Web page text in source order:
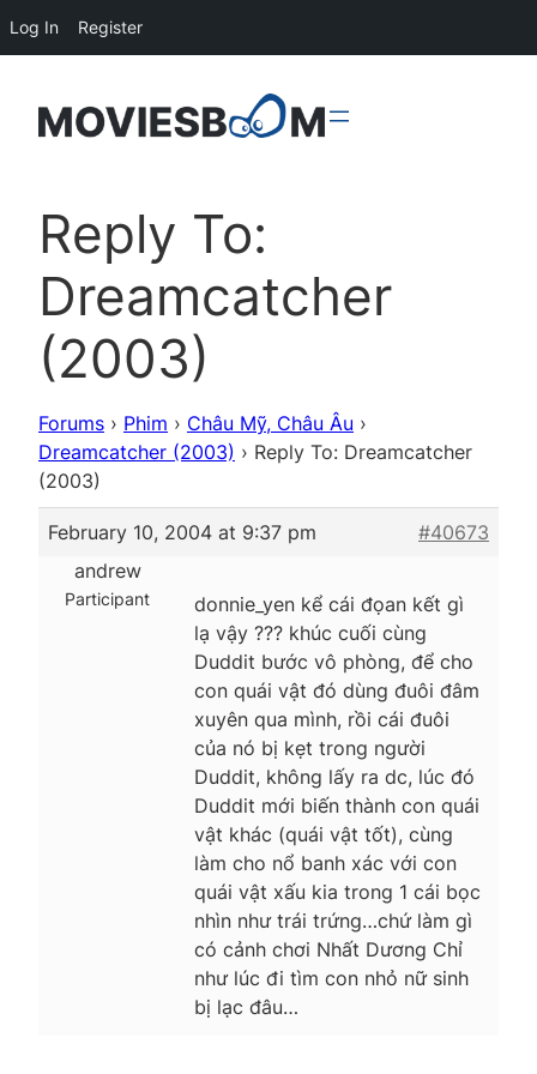
Reply To:
Dreamcatcher
(2003)
Forums › Phim › Châu Mỹ, Châu Âu ›
Dreamcatcher (2003) › Reply To: Dreamcatcher
(2003)
February 10, 2004 at 9:37 pm
#40673
andrew
Participant
donnie_yen kể cái đọan kết gì
lạ vậy ??? khúc cuối cùng
Duddit bước vô phòng, để cho
con quái vật đó dùng đuôi đâm
xuyên qua mình, rồi cái đuôi
của nó bị kẹt trong người
Duddit, không lấy ra dc, lúc đó
Duddit mới biến thành con quái
vật khác (quái vật tốt), cùng
làm cho nổ banh xác với con
quái vật xấu kia trong 1 cái bọc
nhìn như trái trứng…chứ làm gì
có cảnh chơi Nhất Dương Chỉ
như lúc đi tìm con nhỏ nữ sinh
bị lạc đâu…
Log In Register